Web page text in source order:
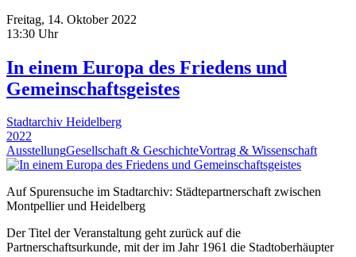
Freitag, 14. Oktober 2022
13:30 Uhr
In einem Europa des Friedens und
Gemeinschaftsgeistes
Stadtarchiv Heidelberg
2022
AusstellungGesellschaft & GeschichteVortrag & Wissenschaft
Auf Spurensuche im Stadtarchiv: Städtepartnerschaft zwischen
Montpellier und Heidelberg
Der Titel der Veranstaltung geht zurück auf die
Partnerschaftsurkunde, mit der im Jahr 1961 die Stadtoberhäupter